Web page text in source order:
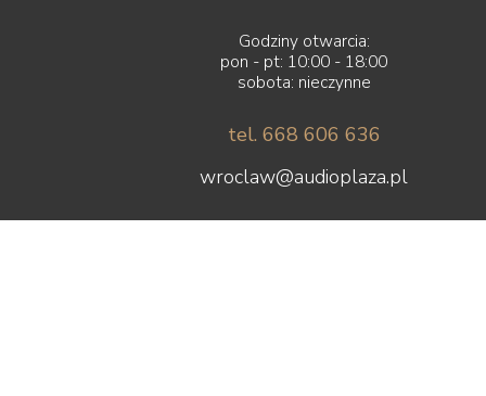
Godziny otwarcia:
pon - pt: 10:00 - 18:00
sobota: nieczynne
tel. 668 606 636
wroclaw@audioplaza.pl